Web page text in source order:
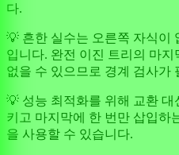
다.
💡 흔한 실수는 오른쪽 자식이
입니다. 완전 이진 트리의 마지
없을 수 있으므로 경계 검사가
💡 성능 최적화를 위해 교환 대
키고 마지막에 한 번만 삽입하
을 사용할 수 있습니다.